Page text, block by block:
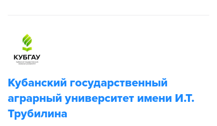
Кубанский государственный
аграрный университет имени И.Т.
Трубилина